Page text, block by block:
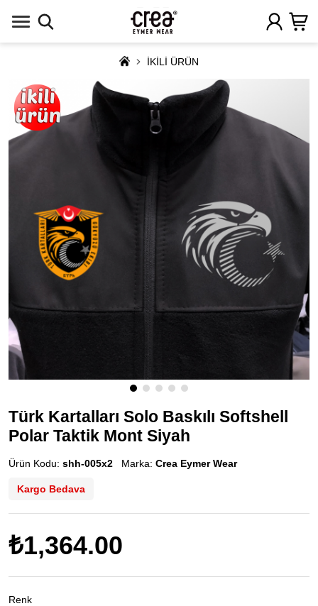
İKİLİ ÜRÜN
Türk Kartalları Solo Baskılı Softshell
Polar Taktik Mont Siyah
Ürün Kodu: shh-005x2 Marka: Crea Eymer Wear
Kargo Bedava
₺1,364.00
Renk